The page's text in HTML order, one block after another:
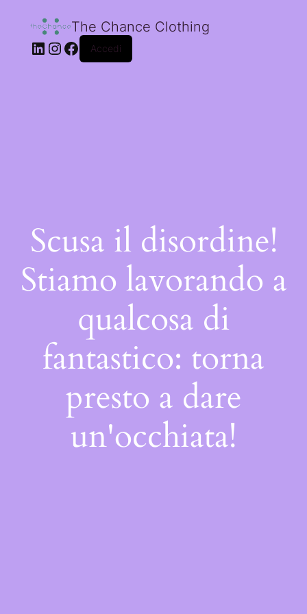
The Chance Clothing
Accedi
Scusa il disordine!
Stiamo lavorando a
qualcosa di
fantastico: torna
presto a dare
un'occhiata!